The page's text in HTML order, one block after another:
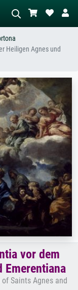
mit viel Rot, Dunkles
Akt neben einem
Baum.
Heiligen Agnes und
vor dem
Emerentiana
Saints Agnes and